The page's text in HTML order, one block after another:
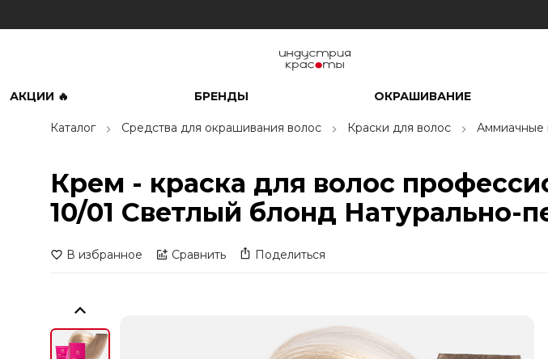
АКЦИИ 🔥 БРЕНДЫ ОКРАШИВАНИЕ
Каталог Средства для окрашивания волос Краски для волос Аммиачные
Крем - краска для волос
10/01 Светлый блонд Натурально-
В избранное Сравнить Поделиться